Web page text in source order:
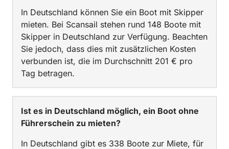
In Deutschland können Sie ein Boot mit Skipper
mieten. Bei Scansail stehen rund 148 Boote mit
Skipper in Deutschland zur Verfügung. Beachten
Sie jedoch, dass dies mit zusätzlichen Kosten
verbunden ist, die im Durchschnitt 201 € pro
Tag betragen.
Ist es in Deutschland möglich, ein Boot ohne
Führerschein zu mieten?
In Deutschland gibt es 338 Boote zur Miete, für